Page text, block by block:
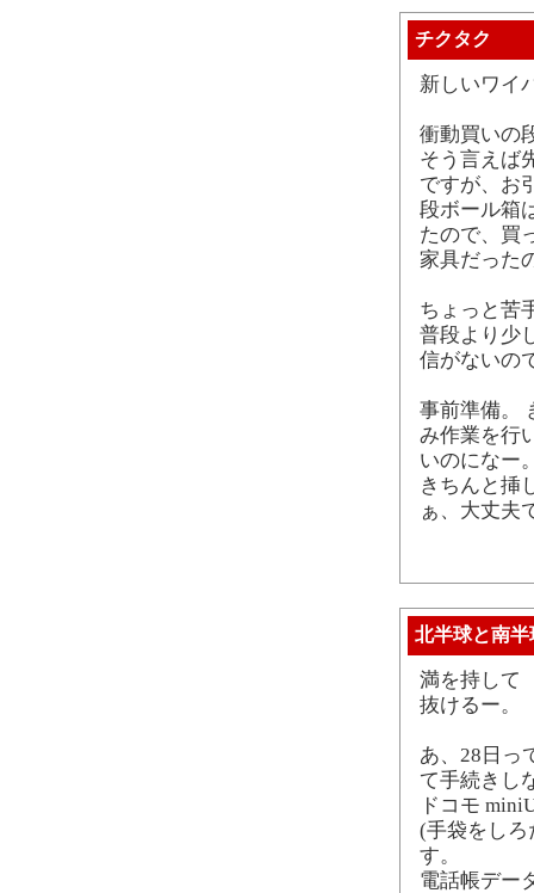
チクタク
新しいワイ
衝動買いの
そう言えば
ですが、お
段ボール箱
たので、買
家具だった
ちょっと苦
普段より少
信がないの
事前準備。
み作業を行
いのになー
きちんと挿
ぁ、大丈夫
北半球と南半
満を持して
抜けるー。
あ、28日っ
て手続きし
ドコモ
(手袋をしろ
す。
電話帳デー